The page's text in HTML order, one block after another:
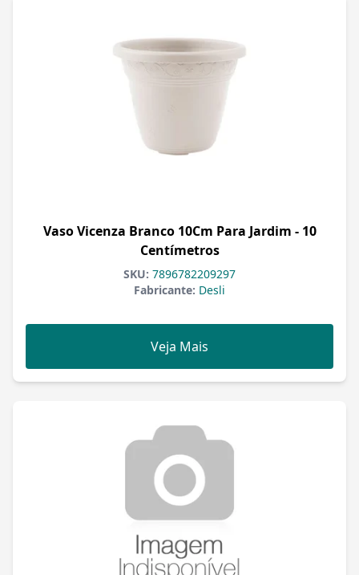
Vaso Vicenza Branco 10Cm Para Jardim - 10
Centímetros
SKU: 7896782209297
Fabricante: Desli
Veja Mais